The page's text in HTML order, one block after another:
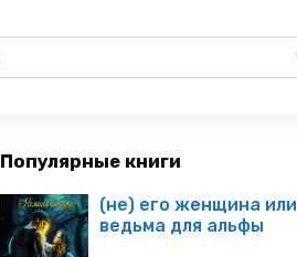
Популярные книги
(не) его женщина или
ведьма для альфы